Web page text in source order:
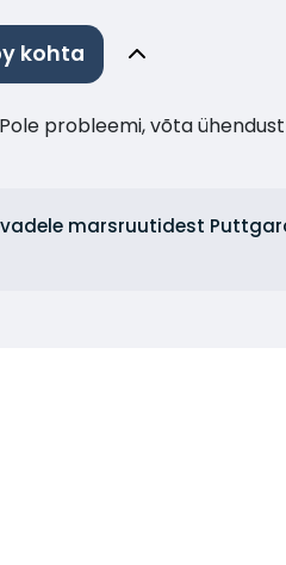
kohta
probleemi, võta
marsruutidest